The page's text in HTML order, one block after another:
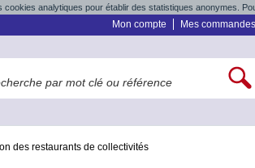
analytiques pour établir des statistiques anonymes.
Mon compte Mes commandes
des restaurants de collectivités